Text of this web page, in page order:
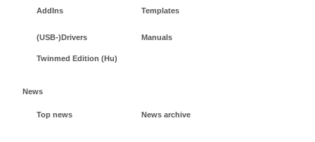
AddIns Templates
(USB-)Drivers Manuals
Twinmed Edition (Hu)
News
Top news News archive